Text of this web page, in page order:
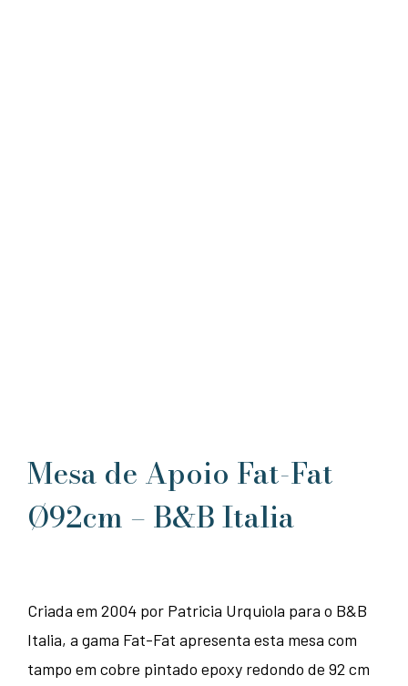
Mesa de Apoio Fat-Fat
Ø92cm – B&B Italia
Criada em 2004 por Patricia Urquiola para o B&B
Italia, a gama Fat-Fat apresenta esta mesa com
tampo em cobre pintado epoxy redondo de 92 cm